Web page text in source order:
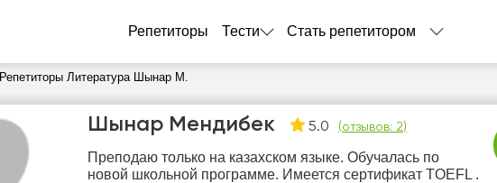
Репетиторы Тести Стать репетитором
Репетиторы Литература Шынар М.
Шынар Мендибек 5.0 (отзывов: 2)
Преподаю только на казахском языке. Обучалась по
новой школьной программе. Имеется сертификат TOEFL .